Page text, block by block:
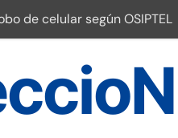
de celular según OSIPTEL
¡Descarga la app de
inspirado en la fuerza de un